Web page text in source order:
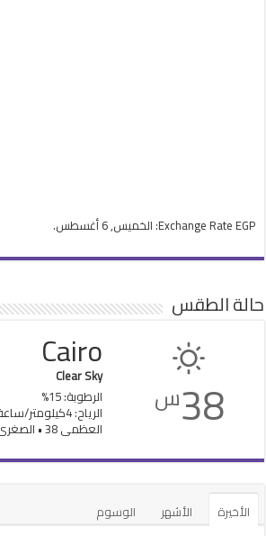
Exchange Rate EGP : الخميس, 6 أغسطس.
حالة الطقس
38س
Cairo
Clear Sky
الرطوبة: 15%
الرياح: 4كيلومتر/ساعة غ.ش.غ
العظمى 38 • الصغرى 38
الأخيرة الأشهر
الوسوم